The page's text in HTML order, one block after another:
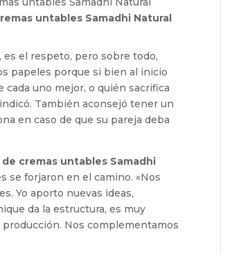
untables Samadhi Natural
el respeto, pero sobre todo,
papeles porque si bien al inicio
cada uno mejor, o quién sacrifica
También aconsejó tener un
en caso de que su pareja deba
cremas untables Samadhi
se forjaron en el camino. «Nos
Yo aporto nuevas ideas,
da la estructura, es muy
producción. Nos complementamos